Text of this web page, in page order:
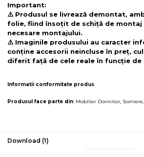
Important:
⚠️ Produsul se livrează demontat,
folie, fiind însoțit de schiță de montaj
necesare montajului.
⚠️ Imaginile produsului au caracter
conține accesorii neincluse în preț,
diferit față de cele reale în funcție de
Informatii conformitate produs
Produsul face parte din: Mobilier Dormitor, Somiere,
Download (1)